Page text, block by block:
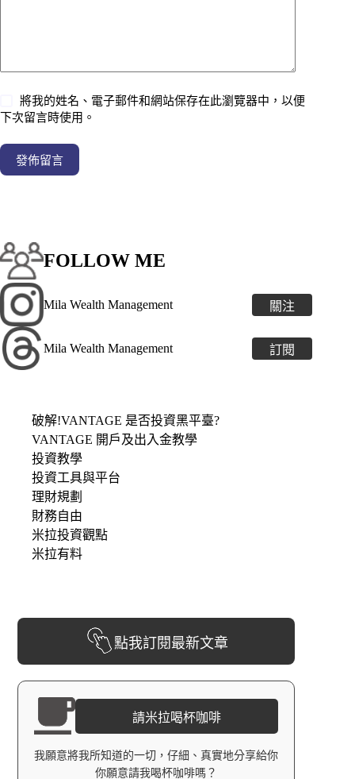
將我的姓名、電子郵件和網站保存在此瀏覽器中，以便
下次留言時使用。
發佈留言
FOLLOW ME
Mila Wealth Management 關注
Mila Wealth Management 訂閱
破解!VANTAGE 是否投資黑平臺?
VANTAGE 開戶及出入金教學
投資教學
投資工具與平台
理財規劃
財務自由
米拉投資觀點
米拉有料
點我訂閱最新文章
請米拉喝杯咖啡
我願意將我所知道的一切，仔細、真實地分享給你
你願意請我喝杯咖啡嗎？